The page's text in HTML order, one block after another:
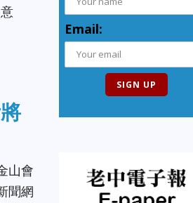
山會
聞網
Email: